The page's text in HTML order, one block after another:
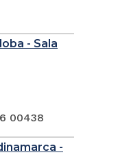
- Sala
00438
-